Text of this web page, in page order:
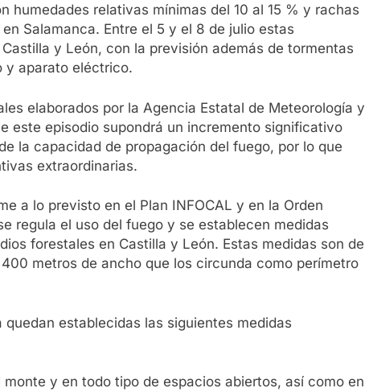
humedades relativas mínimas del 10 al 15 % y rachas
Salamanca. Entre el 5 y el 8 de julio estas
y León, con la previsión además de tormentas
y aparato eléctrico.
elaborados por la Agencia Estatal de Meteorología y
este episodio supondrá un incremento significativo
la capacidad de propagación del fuego, por lo que
extraordinarias.
a lo previsto en el Plan INFOCAL y en la Orden
regula el uso del fuego y se establecen medidas
forestales en Castilla y León. Estas medidas son de
metros de ancho que los circunda como perímetro
establecidas las siguientes medidas
y en todo tipo de espacios abiertos, así como en